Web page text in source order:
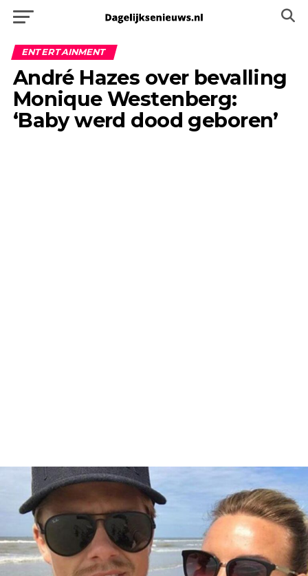
ENTERTAINMENT
André Hazes over bevalling
Monique Westenberg:
‘Baby werd dood geboren’